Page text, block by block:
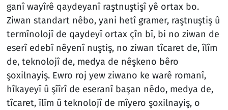
ganî wayîrê qaydeyanî raştnuştişî yê ortax bo.
Ziwan standart nêbo, yani hetî gramer, raştnuştiş û
termînolojî de qaydeyî ortax çîn bî, bi no ziwan de
eserî edebî nêyenî nuştiş, no ziwan tîcaret de, îlîm
de, teknolojî de, medya de nêşkeno bêro
şoxilnayiş. Ewro roj yew ziwano ke warê romanî,
hîkayeyî û şîîrî de eseranî başan nêdo, medya de,
tîcaret, îlîm û teknolojî de mîyero şoxilnayiş, o